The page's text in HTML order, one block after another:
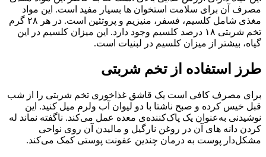
مصرف آن برای سلامت استخوان ها بسیار مفید است. این مواد
مغذی شامل کلسیم، فسفر، منیزیم و پروتئین است. در هر ۲۸ گرم
تخم شربتی ۱۸ درصد کلسیم وجود دارد. این میزان کلسیم در این
گیاه، بیشتر از میزان کلسیم در لبنیات است.
طرز استفاده از تخم شربتی
برای مصرف کافی است یک قاشق غذاخوری تخم شربتی را از شب
قبل خیس کرده و صبح ناشتا با دو لیوان آب ولرم میل کنید. این
نوشیدنی به‌عنوان یک پاک‌کننده‌ی معده عمل می‌کند. ناگفته نماند له
کردن دانه های آن در روغن نارگیل و مالیدن آن روی نواحی
مشکل‌دار پوست به درمان چندین عفونت پوستی کمک می‌کند.